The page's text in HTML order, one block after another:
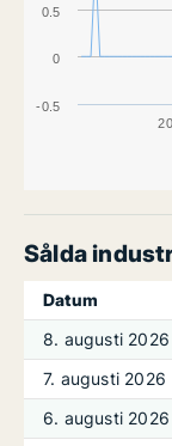
-0.5
0
0.5
Sålda
Datum
8. augusti 2026
7. augusti 2026
6. augusti 2026